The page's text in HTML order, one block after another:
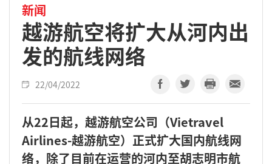
新闻
越游航空将扩大从河内出
发的航线网络
22/04/2022
从22日起，越游航空公司（Vietravel
Airlines-越游航空）正式扩大国内航线网
络，除了目前在运营的河内至胡志明市航